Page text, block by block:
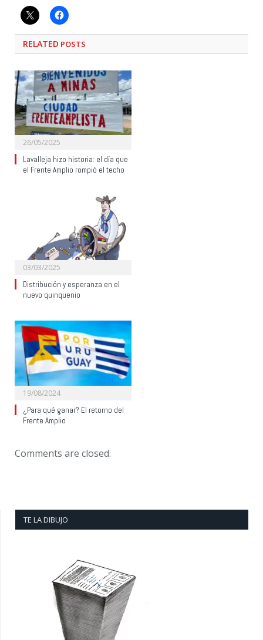
RELATED POSTS
26/05/2025
Lavalleja hizo historia: el día que
el Frente Amplio rompió el techo
03/03/2025
Distribución y esperanza en el
nuevo quinquenio
19/08/2024
¿Para qué ganar? El retorno del
Frente Amplio
Comments are closed.
TE LA DIBUJO